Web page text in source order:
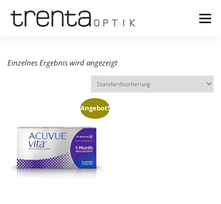
Menü
MEIN KONTO
Einzelnes Ergebnis wird angezeigt
Angebot!